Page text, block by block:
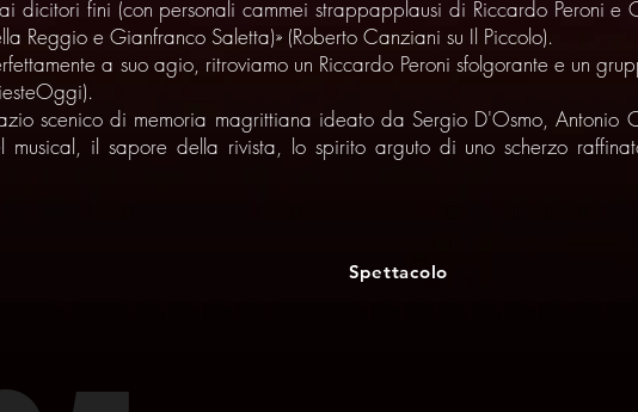
dicitori fini (con personali cammei strappapplausi di Riccardo Peroni e
Reggio e Gianfranco Saletta)» (Roberto Canziani su Il Piccolo).
a suo agio, ritroviamo un Riccardo Peroni sfolgorante e un
scenico di memoria magrittiana ideato da Sergio D'Osmo, Antonio
il sapore della rivista, lo spirito arguto di uno scherzo
Spettacolo